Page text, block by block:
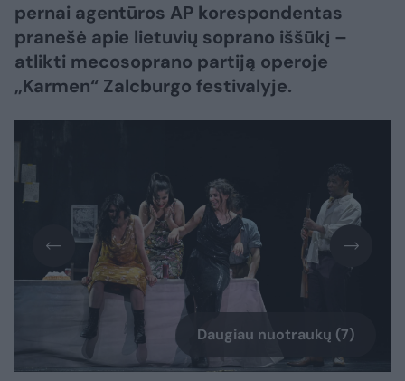
pernai agentūros AP korespondentas
pranešė apie lietuvių soprano iššūkį –
atlikti mecosoprano partiją operoje
„Karmen“ Zalcburgo festivalyje.
Daugiau nuotraukų (7)